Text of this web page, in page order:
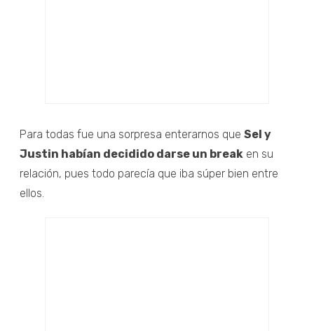
Para todas fue una sorpresa enterarnos que Sel y
Justin habían decidido darse un break en su
relación, pues todo parecía que iba súper bien entre
ellos.